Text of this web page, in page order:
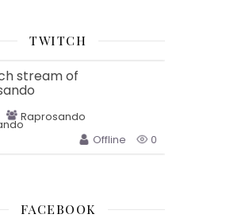
TWITCH
Raprosando
Offline
0
FACEBOOK